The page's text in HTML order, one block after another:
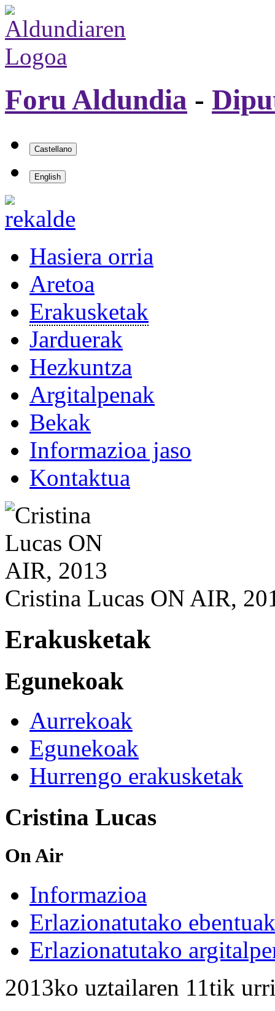
Foru Aldundia -
Hasiera orria
Aretoa
Erakusketak
Jarduerak
Hezkuntza
Argitalpenak
Bekak
Informazioa jaso
Kontaktua
Cristina Lucas ON AIR,
Erakusketak
Egunekoak
Aurrekoak
Egunekoak
Hurrengo erakusketak
Cristina Lucas
On Air
Informazioa
Erlazionatutako ebentuak
Erlazionatutako
2013ko uztailaren 11tik